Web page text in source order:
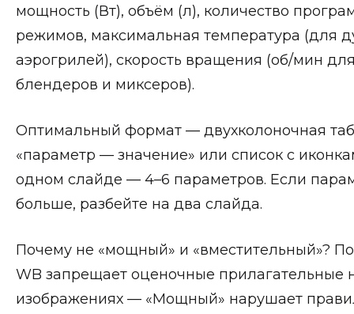
мощность (Вт), объём (л), количество
режимов, максимальная температура (для
аэрогрилей), скорость вращения (об/мин
блендеров и миксеров).
Оптимальный формат — двухколоночная
«параметр — значение» или список с
одном слайде — 4–6 параметров. Если
больше, разбейте на два слайда.
Почему не «мощный» и «вместительный»?
WB запрещает оценочные прилагательные
изображениях — «Мощный» нарушает